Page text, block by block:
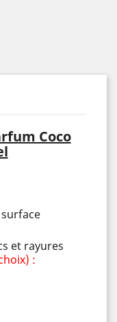
Coco
et rayures
: